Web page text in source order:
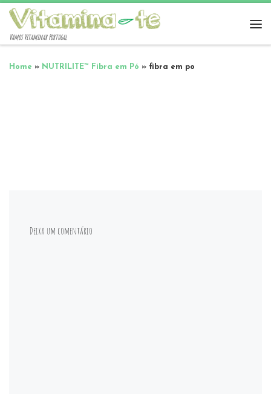
Vamos Vitaminar Portugal
Home » NUTRILITE™ Fibra em Pó » fibra em po
Deixa um comentário